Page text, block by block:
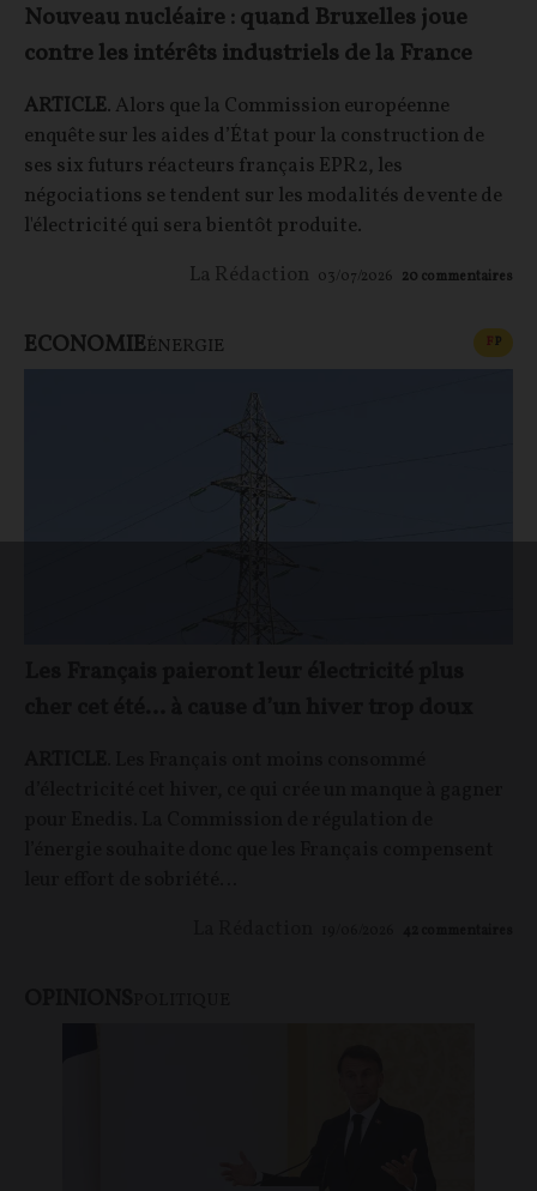
Nouveau nucléaire : quand Bruxelles joue
contre les intérêts industriels de la France
ARTICLE. Alors que la Commission européenne
enquête sur les aides d’État pour la construction de
ses six futurs réacteurs français EPR2, les
négociations se tendent sur les modalités de vente de
l'électricité qui sera bientôt produite.
La Rédaction 03/07/2026 20 commentaires
ECONOMIEÉNERGIE FP